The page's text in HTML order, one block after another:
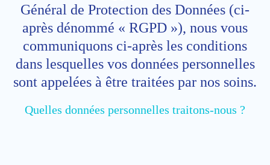
Général de Protection des Données (ci-
après dénommé « RGPD »), nous vous
communiquons ci-après les conditions
dans lesquelles vos données personnelles
sont appelées à être traitées par nos soins.
Quelles données personnelles traitons-nous ?